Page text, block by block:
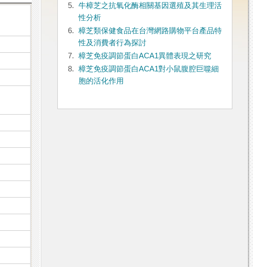
5.
牛樟芝之抗氧化酶相關基因選殖及其生理活
性分析
6.
樟芝類保健食品在台灣網路購物平台產品特
性及消費者行為探討
7.
樟芝免疫調節蛋白ACA1異體表現之研究
8.
樟芝免疫調節蛋白ACA1對小鼠腹腔巨噬細
胞的活化作用